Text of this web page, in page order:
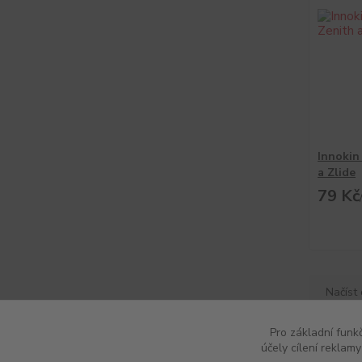
a Zlide
79 Kč/
Načíst
Pro základní
účely cílení